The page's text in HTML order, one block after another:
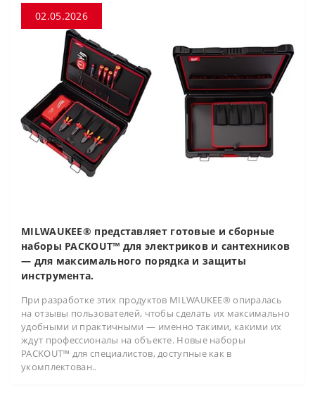
02.05.2026
MILWAUKEE® представляет готовые и сборные
наборы PACKOUT™ для электриков и сантехников
— для максимального порядка и защиты
инструмента.
При разработке этих продуктов MILWAUKEE® опиралась
на отзывы пользователей, чтобы сделать их максимально
удобными и практичными — именно такими, какими их
ждут профессионалы на объекте. Новые наборы
PACKOUT™ для специалистов, доступные как в
укомплектован..